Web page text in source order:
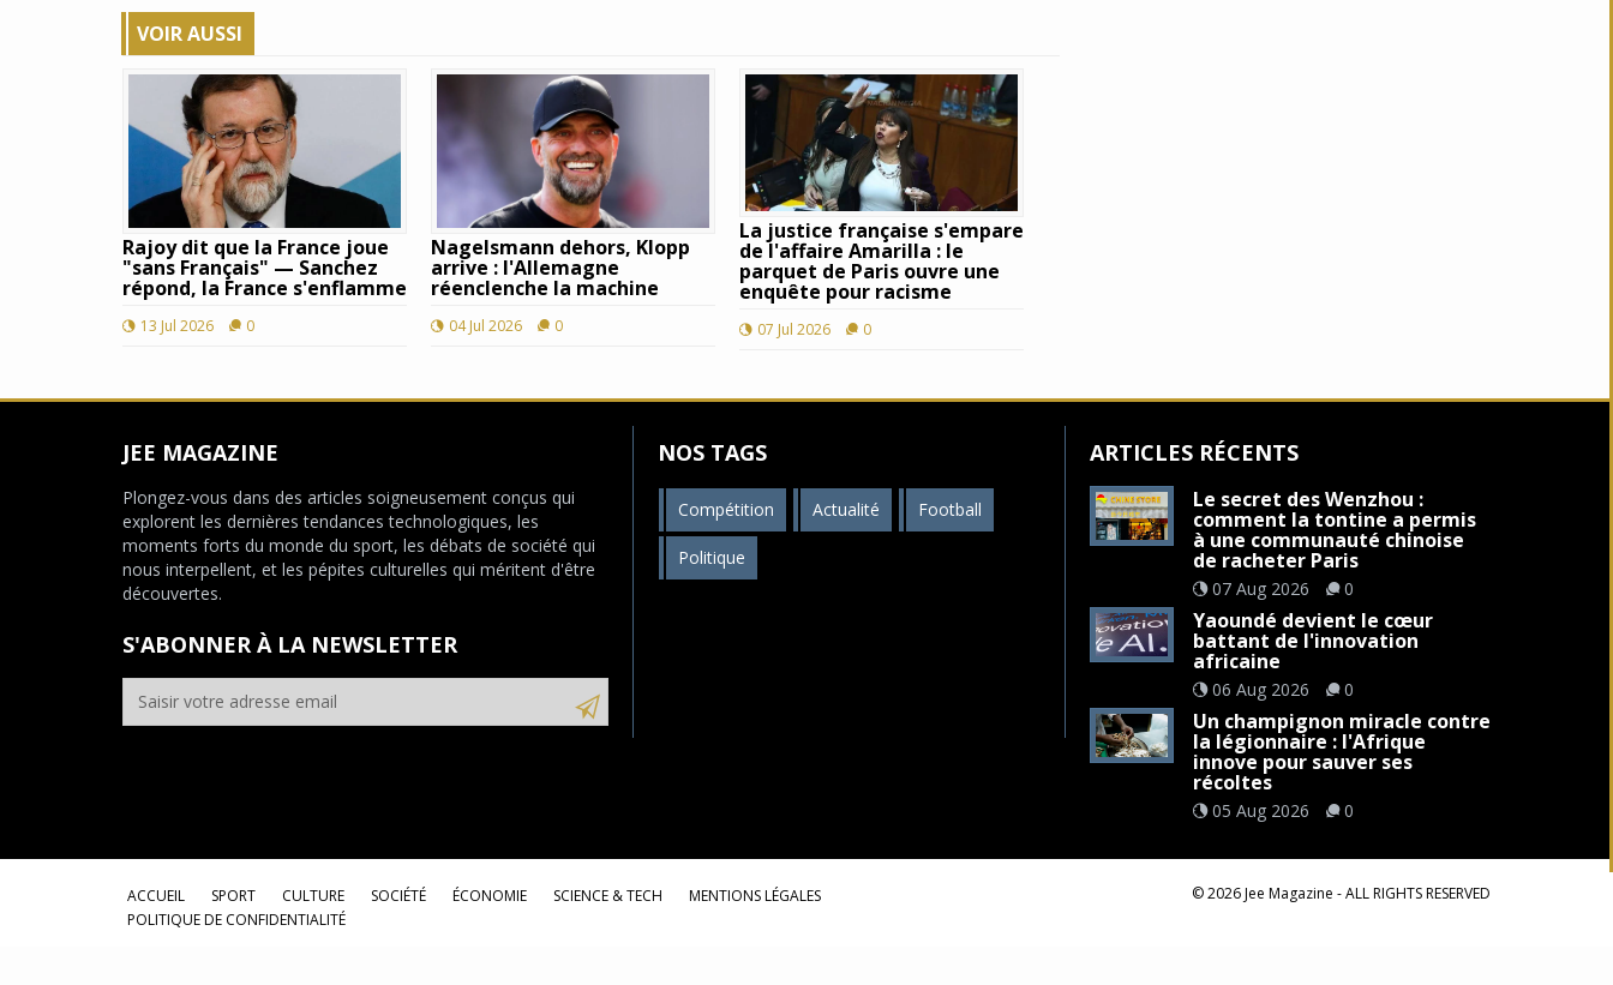
VOIR AUSSI
Rajoy dit que la France joue
"sans Français" — Sanchez
répond, la France s'enflamme
13 Jul 2026 0
Nagelsmann dehors, Klopp
arrive : l'Allemagne
réenclenche la machine
04 Jul 2026 0
La justice française s'empare
de l'affaire Amarilla : le
parquet de Paris ouvre une
enquête pour racisme
07 Jul 2026 0
JEE MAGAZINE
Plongez-vous dans des articles soigneusement conçus qui
explorent les dernières tendances technologiques, les
moments forts du monde du sport, les débats de société qui
nous interpellent, et les pépites culturelles qui méritent d'être
découvertes.
S'ABONNER À LA NEWSLETTER
NOS TAGS
Compétition Actualité Football
Politique
ARTICLES RÉCENTS
Le secret des Wenzhou :
comment la tontine a permis
à une communauté chinoise
de racheter Paris
07 Aug 2026 0
Yaoundé devient le cœur
battant de l'innovation
africaine
06 Aug 2026 0
Un champignon miracle contre
la légionnaire : l'Afrique
innove pour sauver ses
récoltes
05 Aug 2026 0
ACCUEIL SPORT CULTURE SOCIÉTÉ ÉCONOMIE SCIENCE & TECH
MENTIONS LÉGALES
POLITIQUE DE CONFIDENTIALITÉ
©2026 Jee Magazine - ALL RIGHTS RESERVED